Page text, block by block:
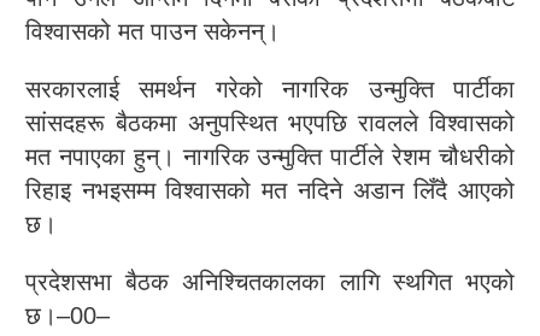
विश्वासको मत पाउन सकेनन्।
सरकारलाई समर्थन गरेको नागरिक उन्मुक्ति पार्टीका
सांसदहरू बैठकमा अनुपस्थित भएपछि रावलले विश्वासको
मत नपाएका हुन्। नागरिक उन्मुक्ति पार्टीले रेशम चौधरीको
रिहाइ नभइसम्म विश्वासको मत नदिने अडान लिँदै आएको
छ।
प्रदेशसभा बैठक अनिश्चितकालका लागि स्थगित भएको
छ।–00–